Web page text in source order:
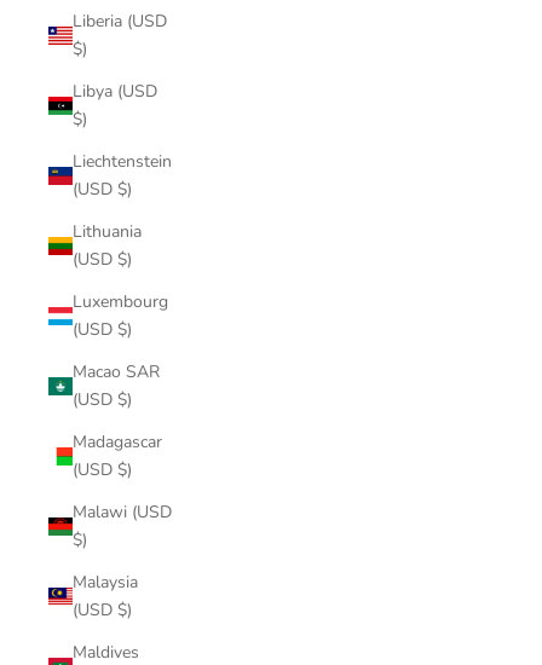
Liberia (USD
$)
Libya (USD
$)
Liechtenstein
(USD $)
Lithuania
(USD $)
Luxembourg
(USD $)
Macao SAR
(USD $)
Madagascar
(USD $)
Malawi (USD
$)
Malaysia
(USD $)
Maldives